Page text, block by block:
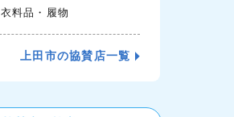
衣料品・履物
上田市の協賛店一覧